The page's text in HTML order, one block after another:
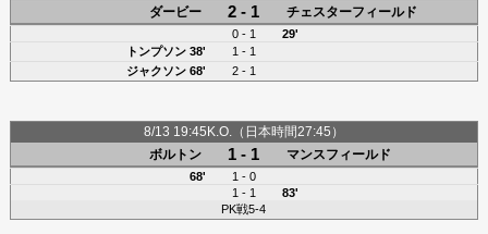
ダービー
2 - 1 チェスターフィールド
0 - 1
29'
トンプソン38'
1 - 1
ジャクソン68' 2 - 1
8/13 19:45K.O.（日本時間27:45）
ボルトン
1 - 1 マンスフィールド
68'
1 - 0
1 - 1
83'
PK戦5-4